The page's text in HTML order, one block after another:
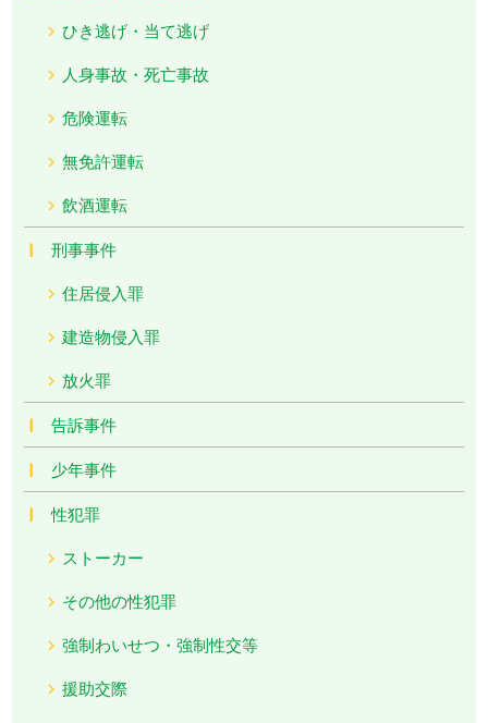
ひき逃げ・当て逃げ
人身事故・死亡事故
危険運転
無免許運転
飲酒運転
刑事事件
住居侵入罪
建造物侵入罪
放火罪
告訴事件
少年事件
性犯罪
ストーカー
その他の性犯罪
強制わいせつ・強制性交等
援助交際